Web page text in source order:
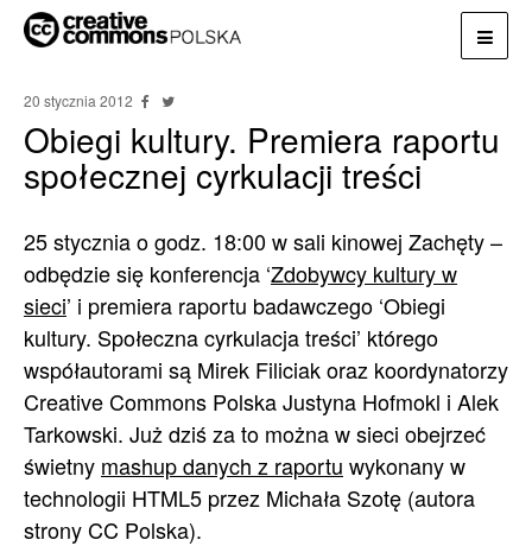
20 stycznia 2012
Obiegi kultury. Premiera raportu
społecznej cyrkulacji treści
25 stycznia o godz. 18:00 w sali kinowej Zachęty –
odbędzie się konferencja ‘Zdobywcy kultury w
sieci’ i premiera raportu badawczego ‘Obiegi
kultury. Społeczna cyrkulacja treści’ którego
współautorami są Mirek Filiciak oraz koordynatorzy
Creative Commons Polska Justyna Hofmokl i Alek
Tarkowski. Już dziś za to można w sieci obejrzeć
świetny mashup danych z raportu wykonany w
technologii HTML5 przez Michała Szotę (autora
strony CC Polska).